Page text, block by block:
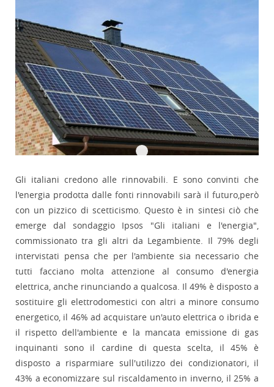
Gli italiani credono alle rinnovabili. E sono convinti che
l'energia prodotta dalle fonti rinnovabili sarà il futuro,però
con un pizzico di scetticismo. Questo è in sintesi ciò che
emerge dal sondaggio Ipsos "Gli italiani e l'energia",
commissionato tra gli altri da Legambiente. Il 79% degli
intervistati pensa che per l'ambiente sia necessario che
tutti facciano molta attenzione al consumo d'energia
elettrica, anche rinunciando a qualcosa. Il 49% è disposto a
sostituire gli elettrodomestici con altri a minore consumo
energetico, il 46% ad acquistare un'auto elettrica o ibrida e
il rispetto dell'ambiente e la mancata emissione di gas
inquinanti sono il cardine di questa scelta, il 45% è
disposto a risparmiare sull'utilizzo dei condizionatori, il
43% a economizzare sul riscaldamento in inverno, il 25% a